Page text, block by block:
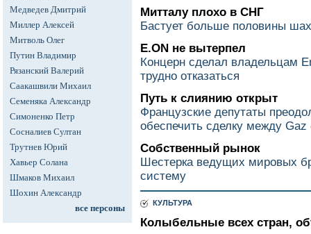
Медведев Дмитрий
Миллер Алексей
Митволь Олег
Путин Владимир
Рязанский Валерий
Саакашвили Михаил
Семеняка Александр
Симоненко Петр
Сосналиев Султан
Трутнев Юрий
Хавьер Солана
Шмаков Михаил
Шохин Александр
все персоны
Митталу плохо в СНГ
Бастует больше половины
E.ON не вытерпел
Концерн сделал владельцам
трудно отказаться
Путь к слиянию открыт
Французские депутаты
обеспечить сделку между
Собственный рынок
Шестерка ведущих мировых
систему
КУЛЬТУРА
Колыбельные всех стран,